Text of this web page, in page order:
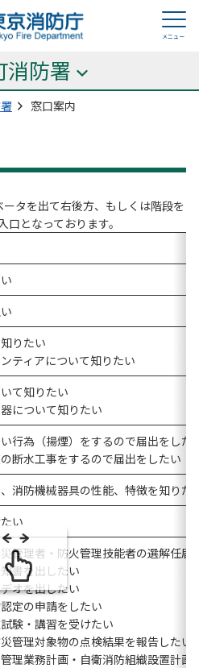
消防署
窓口案内
タを出て右後方、もしくは階段を
となっております。
りたい
ティアについて知りたい
て知りたい
について知りたい
行為（揚煙）をするので届出をした
断水工事をするので届出をしたい
消防機械器具の性能、特徴を知りた
い
管理者・防火管理技能者の選解任届
書を出したい
オを出したい
定の申請をしたい
験・講習を受けたい
管理対象物の点検結果を報告したい
理業務計画・自衛消防組織設置計画